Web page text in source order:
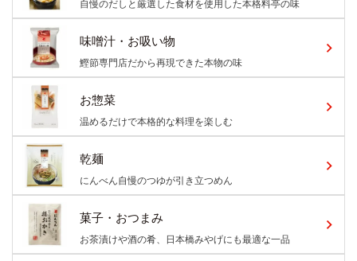
自慢のだしと厳選した食材を使用した本格料亭の味
味噌汁・お吸い物
鰹節専門店だから再現できた本物の味
お惣菜
温めるだけで本格的な料理を楽しむ
乾麺
にんべん自慢のつゆが引き立つめん
菓子・おつまみ
お茶漬けや酒の肴、日本橋みやげにも最適な一品